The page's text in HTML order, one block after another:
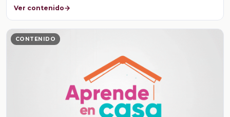
Ver contenido
CONTENIDO